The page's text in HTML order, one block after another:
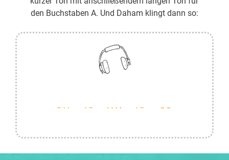
den Buchstaben A. Und Daham klingt dann so: